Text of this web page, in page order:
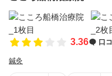
3.36 口
鍼灸